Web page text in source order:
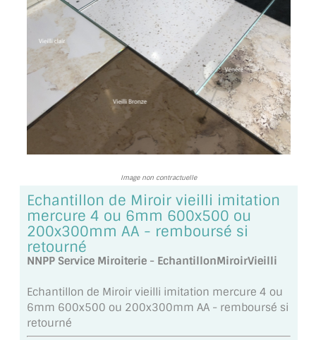
SUIVI DE COMMANDE
TOUS LES TARIFS AU M2
GUIDE : CHOIX PAR UTILISATION
INSPIRATIONS ET NOUVEAUTÉS
AMBIANCE LAITON BROSSÉ
MIROIRS VIEILLIS AMBIANCE BRASSERIE
MIROIR SUR MESURE
MIROIR VIEILLI
LOTS DE MIROIRS EN MOZAÏQUE
MIROIR POUR PORTE
Image non contractuelle
Echantillon de Miroir vieilli imitation
mercure 4 ou 6mm 600x500 ou
200x300mm AA - remboursé si
retourné
NNPP Service Miroiterie - EchantillonMiroirVieilli
Echantillon de Miroir vieilli imitation mercure 4 ou
6mm 600x500 ou 200x300mm AA - remboursé si
retourné